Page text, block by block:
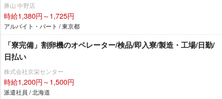
豚山 中野店
時給1,380円～1,725円
アルバイト・パート / 東京都
「寮完備」割卵機のオペレーター/検品/即入寮/製造・工場/日勤/
日払い
株式会社京栄センター
時給1,200円～1,500円
派遣社員 / 北海道